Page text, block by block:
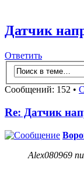
Датчик
Ответить
Сообщений: 152 •
Re: Датчик
Alex080969